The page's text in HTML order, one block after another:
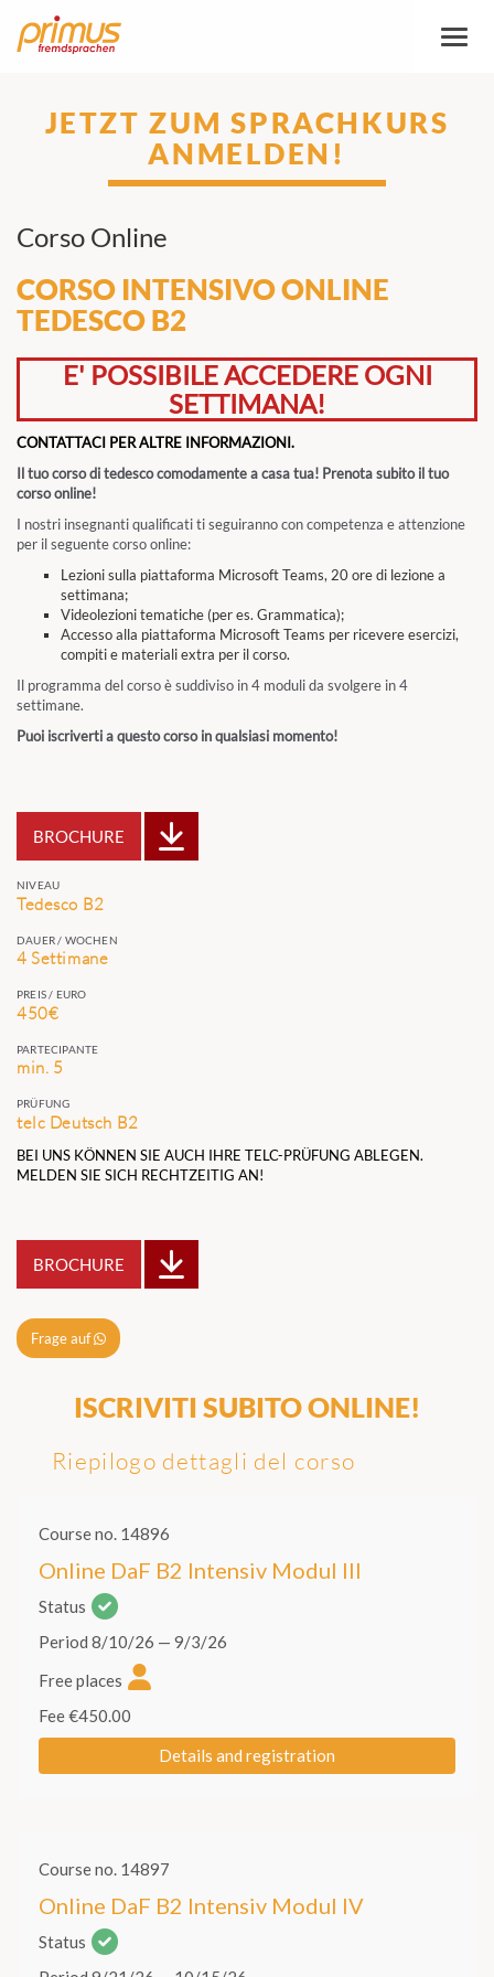
Attiva
JETZT ZUM SPRACHKURS
ANMELDEN!
Corso Online
CORSO INTENSIVO ONLINE
TEDESCO B2
E' POSSIBILE ACCEDERE OGNI
SETTIMANA!
CONTATTACI PER ALTRE INFORMAZIONI.
Il tuo corso di tedesco comodamente a casa tua! Prenota subito il tuo
corso online!
I nostri insegnanti qualificati ti seguiranno con competenza e attenzione
per il seguente corso online:
Lezioni sulla piattaforma Microsoft Teams, 20 ore di lezione a
settimana;
Videolezioni tematiche (per es. Grammatica);
Accesso alla piattaforma Microsoft Teams per ricevere esercizi,
compiti e materiali extra per il corso.
Il programma del corso è suddiviso in 4 moduli da svolgere in 4
settimane.
Puoi iscriverti a questo corso in qualsiasi momento!
BROCHURE
NIVEAU
Tedesco B2
DAUER / WOCHEN
4 Settimane
PREIS / EURO
450€
PARTECIPANTE
min. 5
PRÜFUNG
telc Deutsch B2
BEI UNS KÖNNEN SIE AUCH IHRE TELC-PRÜFUNG ABLEGEN.
MELDEN SIE SICH RECHTZEITIG AN!
BROCHURE
Frage auf
ISCRIVITI SUBITO ONLINE!
Riepilogo dettagli del corso